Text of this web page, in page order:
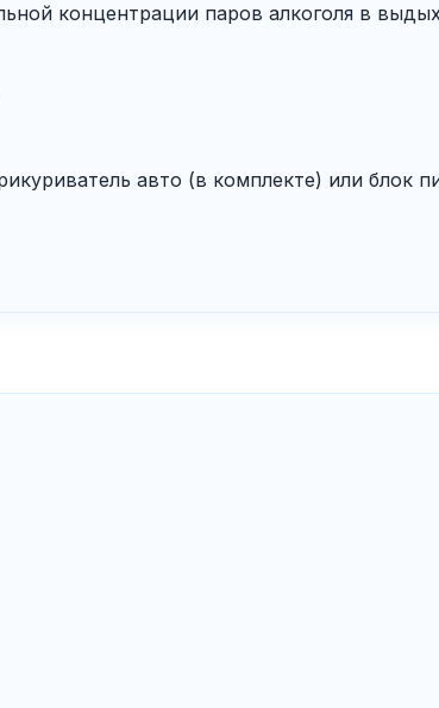
концентрации паров алкоголя в
авто (в комплекте) или блок